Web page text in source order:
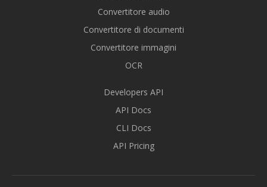
Convertitore audio
Convertitore di documenti
Convertitore immagini
OCR
Developers API
API Docs
CLI Docs
API Pricing